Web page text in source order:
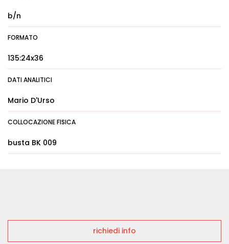
b/n
FORMATO
135:24x36
DATI ANALITICI
Mario D'Urso
COLLOCAZIONE FISICA
busta BK 009
richiedi info